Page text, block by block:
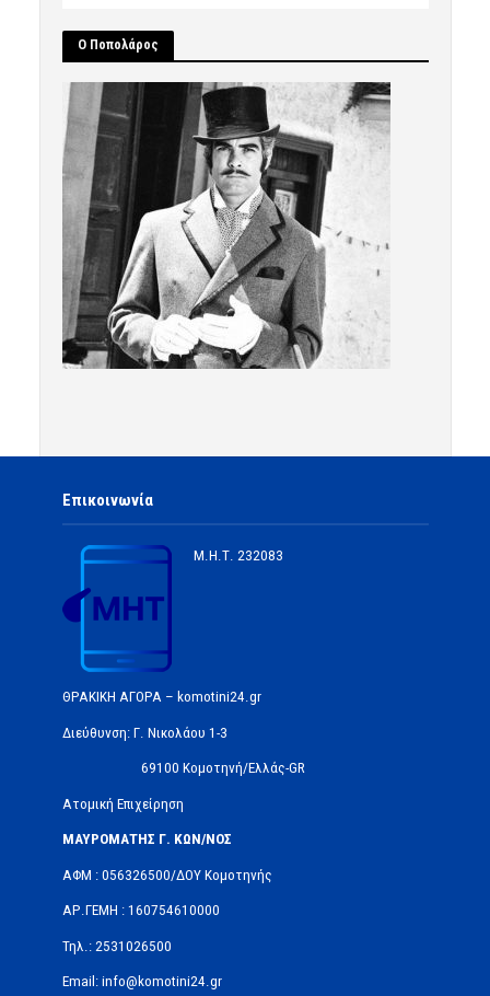
Ο Ποπολάρος
Επικοινωνία
Μ.Η.Τ. 232083
ΘΡΑΚΙΚΗ ΑΓΟΡΑ – komotini24.gr
Διεύθυνση: Γ. Νικολάου 1-3
69100 Κομοτηνή/Ελλάς-GR
Ατομική Επιχείρηση
ΜΑΥΡΟΜΑΤΗΣ Γ. ΚΩΝ/ΝΟΣ
ΑΦΜ : 056326500/ΔOΥ Κομοτηνής
ΑΡ.ΓΕΜΗ : 160754610000
Τηλ.: 2531026500
Email: info@komotini24.gr